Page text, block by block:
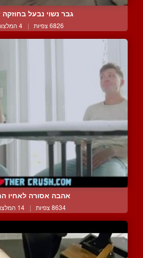
גבר נשוי נבעל
6826 צפיות | 4 המלצות
אהבה אסורה לאחיו
8634 צפיות | 14 המלצות